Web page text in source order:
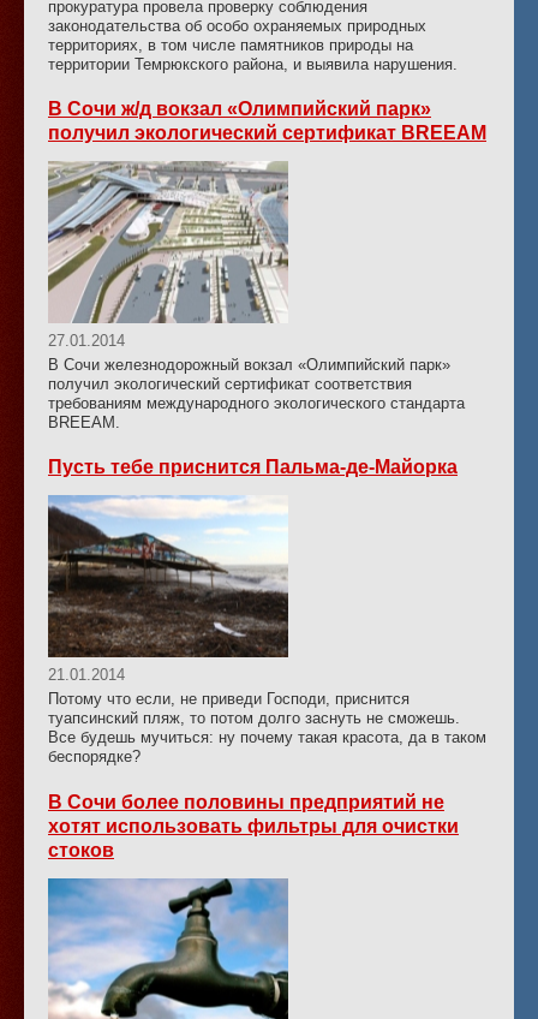
прокуратура провела проверку соблюдения
законодательства об особо охраняемых природных
территориях, в том числе памятников природы на
территории Темрюкского района, и выявила нарушения.
В Сочи ж/д вокзал «Олимпийский парк»
получил экологический сертификат BREEAM
27.01.2014
В Сочи железнодорожный вокзал «Олимпийский парк»
получил экологический сертификат соответствия
требованиям международного экологического стандарта
BREEAM.
Пусть тебе приснится Пальма-де-Майорка
21.01.2014
Потому что если, не приведи Господи, приснится
туапсинский пляж, то потом долго заснуть не сможешь.
Все будешь мучиться: ну почему такая красота, да в таком
беспорядке?
В Сочи более половины предприятий не
хотят использовать фильтры для очистки
стоков